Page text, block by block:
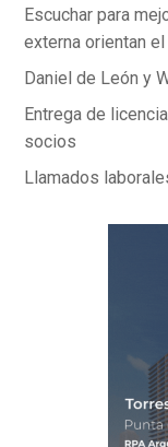
Escuchar para
externa orientan
Daniel de León y
Entrega de
socios
Llamados